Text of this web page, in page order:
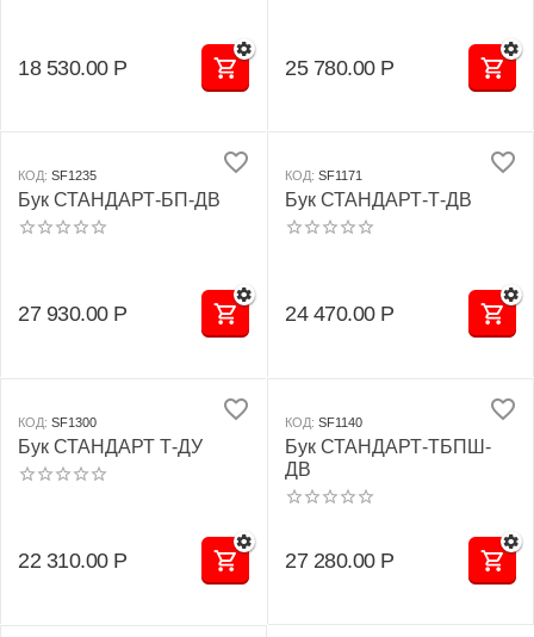
18 530.00 Р 25 780.00 Р
КОД: SF1235
Бук СТАНДАРТ-БП-ДВ
27 930.00 Р
КОД: SF1171
Бук СТАНДАРТ-Т-ДВ
24 470.00 Р
КОД: SF1300
Бук СТАНДАРТ Т-ДУ
22 310.00 Р
КОД: SF1140
Бук СТАНДАРТ-ТБПШ-
ДВ
27 280.00 Р